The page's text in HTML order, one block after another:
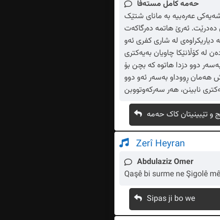
حەمە کامل مستەفا
عەرەبیە بە مانای شتێک
دەدرێت. ئەرێ هاتمە دەرگاکەت
لە شاری کفری ئەو
لە کۆڵانێکا چاویان بەیەکتری
دوو دزدا هاتوە کە بچن بۆ
هەمان ڕووداو بەسەر ئەو دوو
و تێبینیتان کاک حەمە
Zerî Heyran
Abdulaziz Omer
Qaşê bi surme ne Şigolê
Sipas ji bo we